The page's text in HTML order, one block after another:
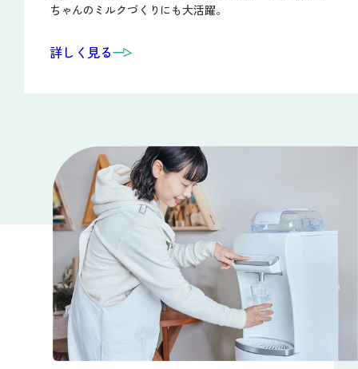
ちゃんのミルクづくりにも大活躍。
詳しく見る